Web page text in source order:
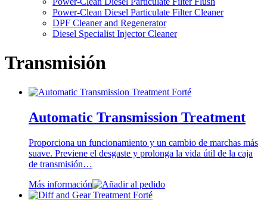
Power-Clean Diesel Particulate Filter Cleaner
DPF Cleaner and Regenerator
Diesel Specialist Injector Cleaner
Transmisión
Automatic Transmission Treatment
Proporciona un funcionamiento y un cambio de marchas más
suave. Previene el desgaste y prolonga la vida útil de la caja
de transmisión…
Más información